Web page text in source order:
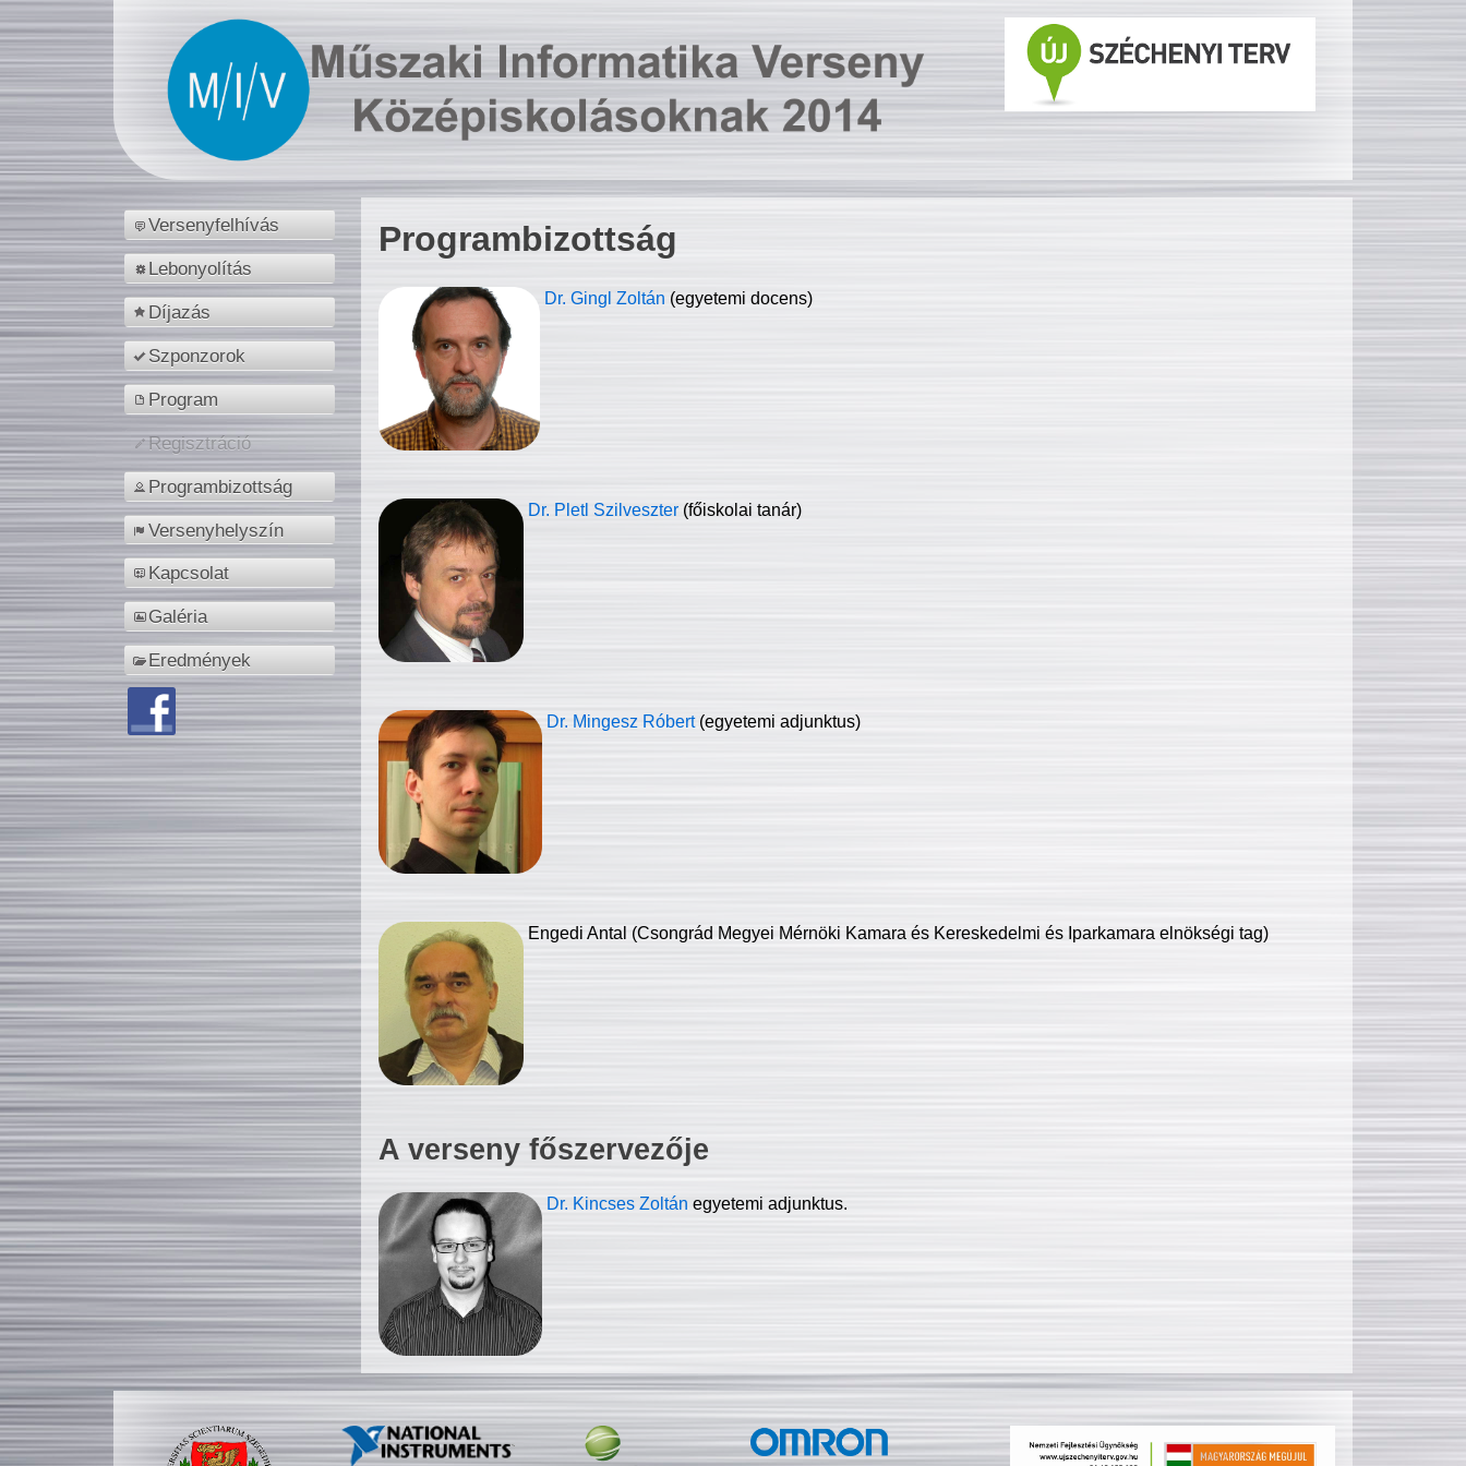
Versenyfelhívás
Lebonyolítás
Díjazás
Szponzorok
Program
Regisztráció
Programbizottság
Versenyhelyszín
Kapcsolat
Galéria
Eredmények
Programbizottság
Dr. Gingl Zoltán (egyetemi docens)
Dr. Pletl Szilveszter (főiskolai tanár)
Dr. Mingesz Róbert (egyetemi adjunktus)
Engedi Antal (Csongrád Megyei Mérnöki Kamara és Kereskedelmi és Iparkamara elnökségi tag)
A verseny főszervezője
Dr. Kincses Zoltán egyetemi adjunktus.